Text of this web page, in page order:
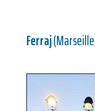
Ferraj